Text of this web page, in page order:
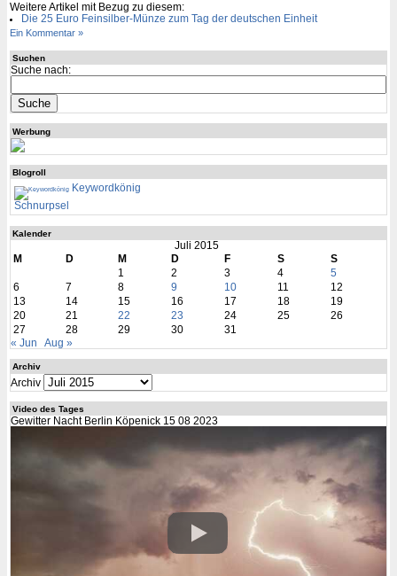
Weitere Artikel mit Bezug zu diesem:
Die 25 Euro Feinsilber-Münze zum Tag der deutschen Einheit
Ein Kommentar »
Suchen
Suche nach:
Werbung
Blogroll
Keywordkönig
Schnurpsel
Kalender
Juli 2015
M
D M D F S
S
1
2 3 4
5
6
7 8 9 10 11
12
13
14 15 16 17 18
19
20
21 22 23 24 25
26
27
28 29 30
31
« Jun
Aug »
Archiv
Archiv
Video des Tages
Gewitter Nacht Berlin Köpenick 15 08 2023